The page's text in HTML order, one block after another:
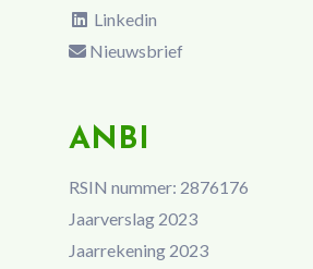
Linkedin
Nieuwsbrief
ANBI
RSIN nummer: 2876176
Jaarverslag 2023
Jaarrekening 2023